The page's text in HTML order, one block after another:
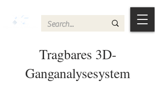
Tragbares 3D-
Ganganalysesystem